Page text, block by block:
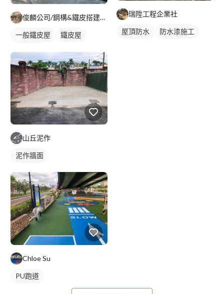
俊麟公司/鋼構&鐵皮搭建&採光罩
一般鐵皮屋
鐵皮屋
山丘泥作
泥作牆面
Chloe Su
PU跑道
瑞陞工程企業社
屋頂防水 防水漆施工